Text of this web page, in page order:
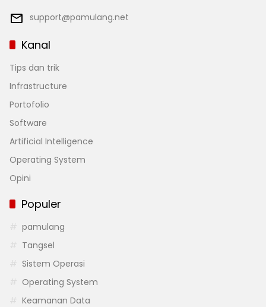
support@pamulang.net
Kanal
Tips dan trik
Infrastructure
Portofolio
Software
Artificial Intelligence
Operating System
Opini
Populer
pamulang
Tangsel
Sistem Operasi
Operating System
Keamanan Data